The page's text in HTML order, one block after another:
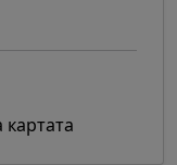
картата